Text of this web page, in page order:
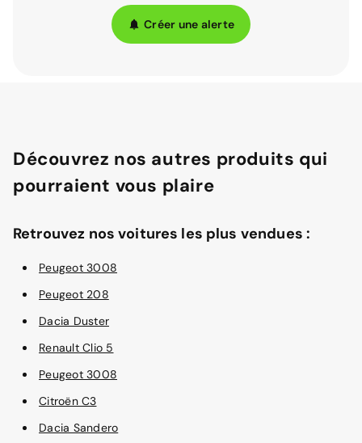
Créer une alerte
Découvrez nos autres produits qui
pourraient vous plaire
Retrouvez nos voitures les plus vendues :
Peugeot 3008
Peugeot 208
Dacia Duster
Renault Clio 5
Peugeot 3008
Citroën C3
Dacia Sandero